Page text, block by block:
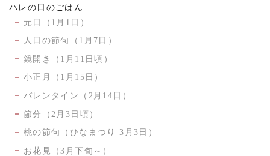
ハレの日のごはん
元日（1月1日）
人日の節句（1月7日）
鏡開き（1月11日頃）
小正月（1月15日）
バレンタイン（2月14日）
節分（2月3日頃）
桃の節句（ひなまつり 3月3日）
お花見（3月下旬～）